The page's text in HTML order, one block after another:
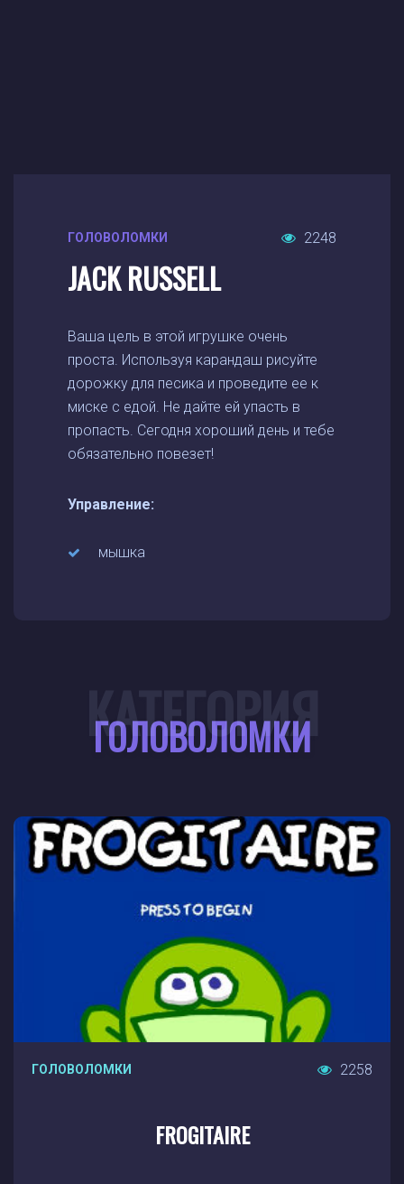
ГОЛОВОЛОМКИ 2248
JACK RUSSELL
Ваша цель в этой игрушке очень
проста. Используя карандаш рисуйте
дорожку для песика и проведите ее к
миске с едой. Не дайте ей упасть в
пропасть. Сегодня хороший день и тебе
обязательно повезет!
Управление:
мышка
ГОЛОВОЛОМКИ
КАТЕГОРИЯ
ГОЛОВОЛОМКИ 2258
FROGITAIRE